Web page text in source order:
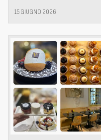
15 GIUGNO 2026